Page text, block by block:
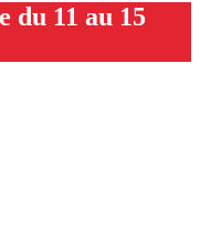
du 11 au 15